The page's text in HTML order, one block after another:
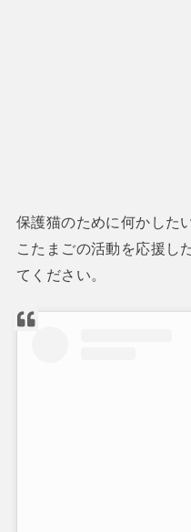
保護猫のために何かした
こたまごの活動を応援し
てください。